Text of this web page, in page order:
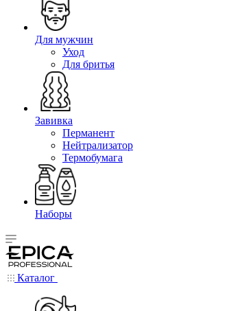
Для мужчин
Уход
Для бритья
Завивка
Перманент
Нейтрализатор
Термобумага
Наборы
Каталог